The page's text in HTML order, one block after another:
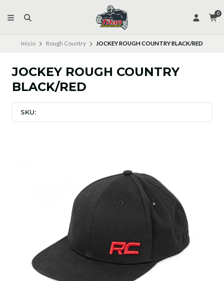
0
Inicio Rough Country JOCKEY ROUGH COUNTRY BLACK/RED
JOCKEY ROUGH COUNTRY
BLACK/RED
SKU: